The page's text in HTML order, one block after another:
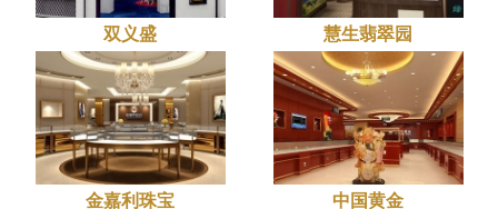
双义盛 慧生翡翠园
金嘉利珠宝 中国黄金